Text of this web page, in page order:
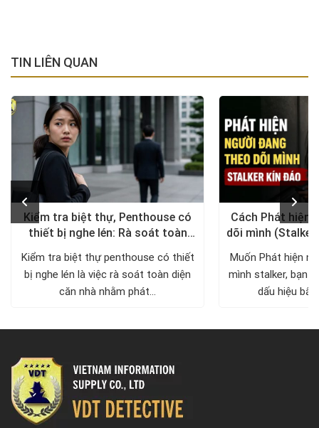
TIN LIÊN QUAN
Kiểm tra biệt thự, Penthouse có
thiết bị nghe lén: Rà soát toàn
diện, trả lại không gian riêng tư
Kiểm tra biệt thự penthouse có thiết
bị nghe lén là việc rà soát toàn diện
căn nhà nhằm phát...
Cách Phát hiện
dõi mình
Muốn Phát hiện
mình stalker, bạn
dấu hiệu bất